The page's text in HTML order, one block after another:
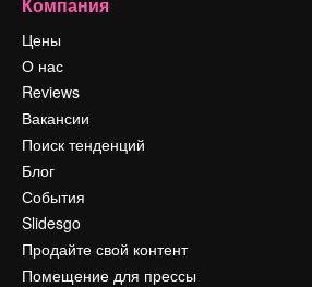
Цены
О нас
Reviews
Вакансии
Поиск тенденций
Блог
События
Slidesgo
Продайте свой контент
Помещение для прессы